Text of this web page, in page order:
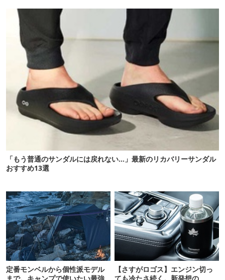
「もう普通のサンダルには戻れない…」最新のリカバリーサンダル
おすすめ13選
定番モンベルから個性派モデル
【さすがロゴス】エンジン切っ